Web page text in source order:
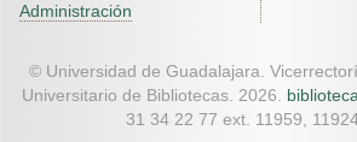
Administración
© Universidad de Guadalajara.
Universitario de Bibliotecas. 2026.
31 34 22 77 ext. 11959,